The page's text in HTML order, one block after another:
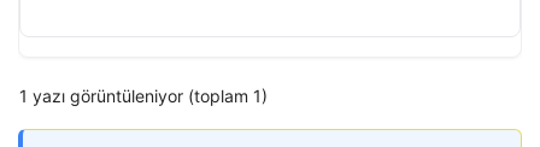
1 yazı görüntüleniyor (toplam 1)